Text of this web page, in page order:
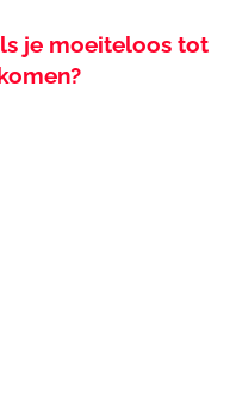
je moeiteloos tot